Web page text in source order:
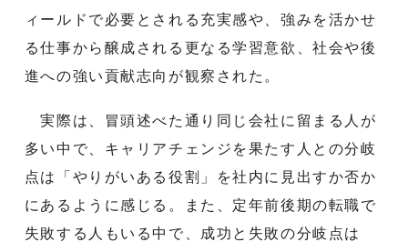
ィールドで必要とされる充実感や、強みを活かせ
る仕事から醸成される更なる学習意欲、社会や後
進への強い貢献志向が観察された。
実際は、冒頭述べた通り同じ会社に留まる人が
多い中で、キャリアチェンジを果たす人との分岐
点は「やりがいある役割」を社内に見出すか否か
にあるように感じる。また、定年前後期の転職で
失敗する人もいる中で、成功と失敗の分岐点は